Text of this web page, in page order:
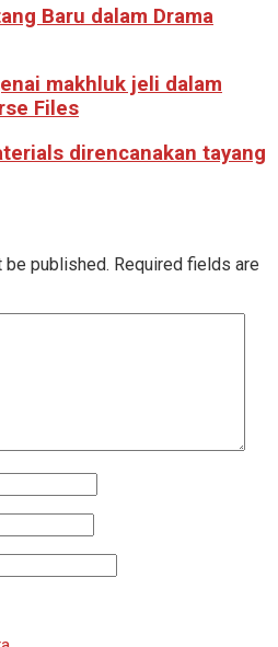
Baru dalam Drama
makhluk jeli dalam
Files
direncanakan tayang
be published. Required fields are